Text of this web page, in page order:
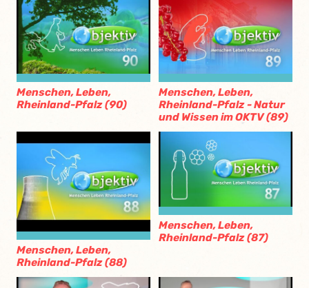
Menschen, Leben,
Rheinland-Pfalz (90)
Menschen, Leben,
Rheinland-Pfalz - Natur
und Wissen im OKTV (89)
Menschen, Leben,
Rheinland-Pfalz (88)
Menschen, Leben,
Rheinland-Pfalz (87)